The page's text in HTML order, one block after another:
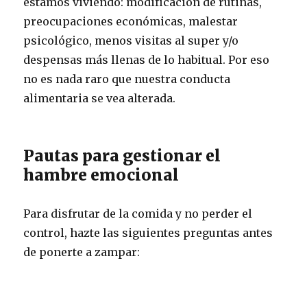
preocupaciones económicas, malestar
psicológico, menos visitas al super y/o
despensas más llenas de lo habitual. Por eso
no es nada raro que nuestra conducta
alimentaria se vea alterada.
Pautas para gestionar el
hambre emocional
Para disfrutar de la comida y no perder el
control, hazte las siguientes preguntas antes
de ponerte a zampar: